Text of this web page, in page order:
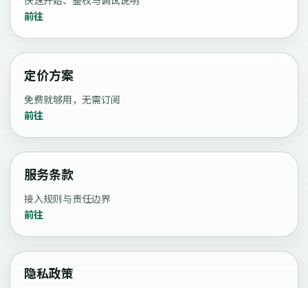
前往
定价方案
免费就够用，无需订阅
前往
服务条款
接入规则与责任边界
前往
隐私政策